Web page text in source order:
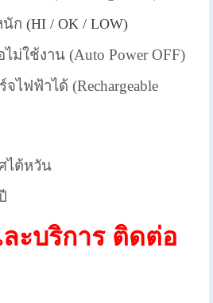
นัก (HI / OK / LOW)
ม่ใช้งาน (Auto Power OFF)
ไฟฟ้าได้ (Rechargeable
ไต้หวัน
ะบริการ ติดต่อ